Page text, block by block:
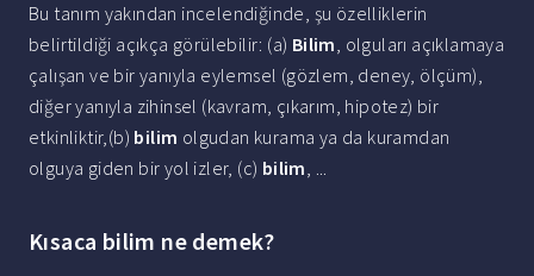
Bu tanım yakından incelendiğinde, şu özelliklerin
belirtildiği açıkça görülebilir: (a) Bilim, olguları açıklamaya
çalışan ve bir yanıyla eylemsel (gözlem, deney, ölçüm),
diğer yanıyla zihinsel (kavram, çıkarım, hipotez) bir
etkinliktir,(b) bilim olgudan kurama ya da kuramdan
olguya giden bir yol izler, (c) bilim, ...
Kısaca bilim ne demek?